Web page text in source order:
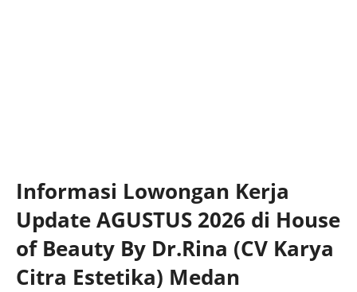
Informasi Lowongan Kerja
Update AGUSTUS 2026 di House
of Beauty By Dr.Rina (CV Karya
Citra Estetika) Medan